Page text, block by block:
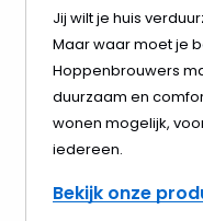
Jij wilt je huis
Maar waar moet je
Hoppenbrouwers
duurzaam en
wonen mogelijk,
iedereen.
Bekijk onze